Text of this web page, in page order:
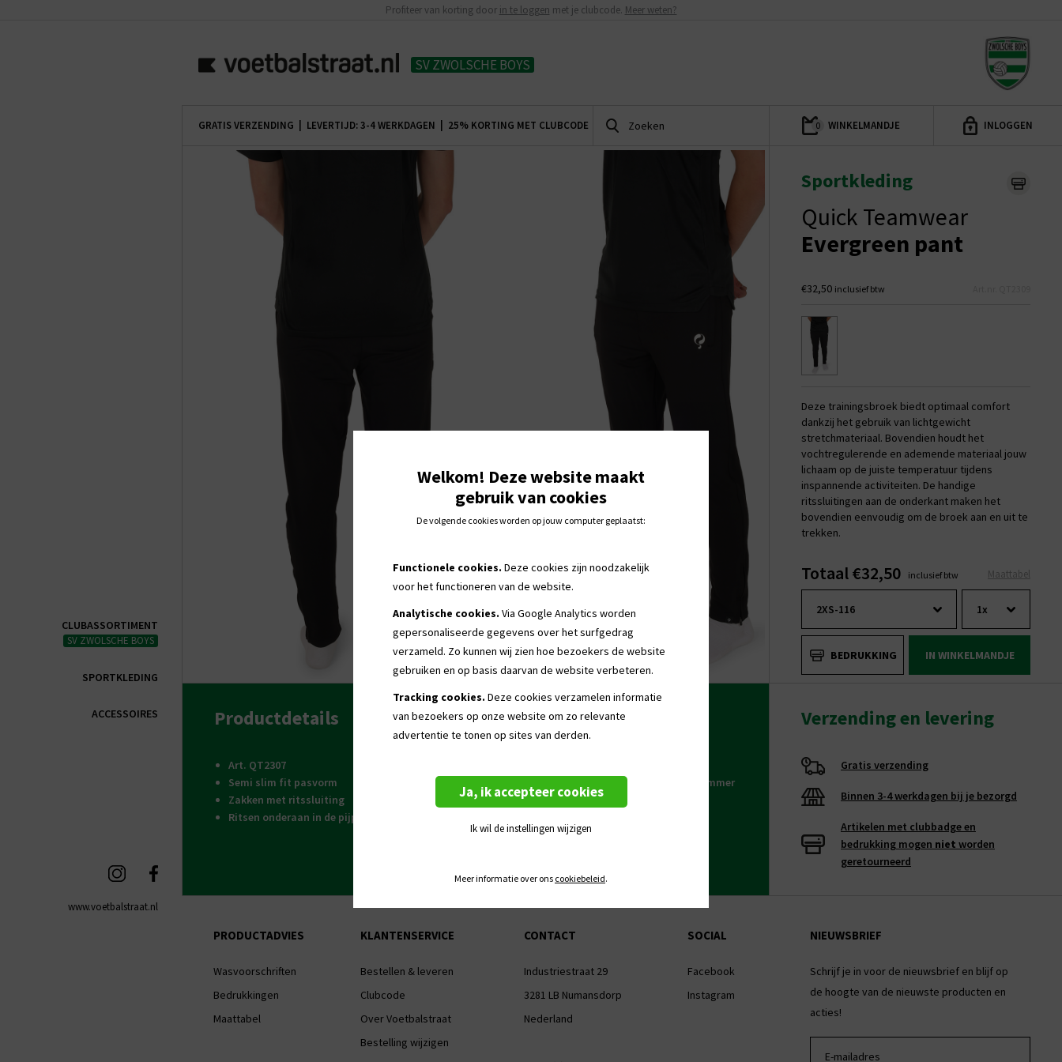
Profiteer van korting door in te loggen met je clubcode. Meer weten?
CLUBASSORTIMENT
SV ZWOLSCHE BOYS
SPORTKLEDING
ACCESSOIRES
www.voetbalstraat.nl
SV ZWOLSCHE BOYS
GRATIS VERZENDING | LEVERTIJD: 3-4 WERKDAGEN | 25% KORTING MET CLUBCODE 0 WINKELMANDJE INLOGGEN
Sportkleding
Quick Teamwear
Evergreen pant
€32,50 inclusief btw
Deze trainingsbroek biedt optimaal comfort
dankzij het gebruik van lichtgewicht
stretchmateriaal. Bovendien houdt het
vochtregulerende en ademende materiaal jouw
lichaam op de juiste temperatuur tijdens
inspannende activiteiten. De handige
ritssluitingen aan de onderkant maken het
bovendien eenvoudig om de broek aan en uit te
trekken.
Maattabel
Totaal €32,50 inclusief btw
BEDRUKKING IN WINKELMANDJE
Productdetails
Art. QT2307
Semi slim fit pasvorm
Zakken met ritssluiting
Ritsen onderaan in de pijpen
Bedrukken van dit artikel is mogelijk met nummer
en initialen
Verzending en levering
Gratis verzending
Binnen 3-4 werkdagen bij je bezorgd
Artikelen met clubbadge en
bedrukking mogen niet worden
geretourneerd
PRODUCTADVIES
Wasvoorschriften
Bedrukkingen
Maattabel
KLANTENSERVICE
Bestellen & leveren
Clubcode
Over Voetbalstraat
Bestelling wijzigen
CONTACT
Industriestraat 29
3281 LB Numansdorp
Nederland
SOCIAL
Facebook
Instagram
NIEUWSBRIEF
Schrijf je in voor de nieuwsbrief en blijf op
de hoogte van de nieuwste producten en
acties!
Welkom! Deze website maakt
gebruik van cookies
De volgende cookies worden op jouw computer geplaatst:
Functionele cookies. Deze cookies zijn noodzakelijk
voor het functioneren van de website.
Analytische cookies. Via Google Analytics worden
gepersonaliseerde gegevens over het surfgedrag
verzameld. Zo kunnen wij zien hoe bezoekers de website
gebruiken en op basis daarvan de website verbeteren.
Tracking cookies. Deze cookies verzamelen informatie
van bezoekers op onze website om zo relevante
advertentie te tonen op sites van derden.
Ja, ik accepteer cookies
Ik wil de instellingen wijzigen
Meer informatie over ons cookiebeleid.